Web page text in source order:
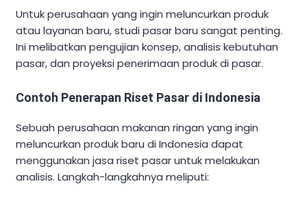
Untuk perusahaan yang ingin meluncurkan produk
atau layanan baru, studi pasar baru sangat penting.
Ini melibatkan pengujian konsep, analisis kebutuhan
pasar, dan proyeksi penerimaan produk di pasar.
Contoh Penerapan Riset Pasar di Indonesia
Sebuah perusahaan makanan ringan yang ingin
meluncurkan produk baru di Indonesia dapat
menggunakan jasa riset pasar untuk melakukan
analisis. Langkah-langkahnya meliputi: